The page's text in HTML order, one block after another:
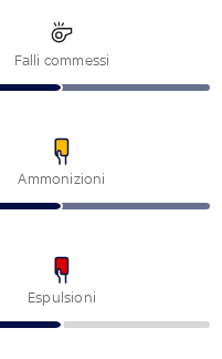
Falli commessi
Ammonizioni
Espulsioni